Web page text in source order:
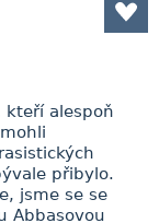
kteří alespoň
přibylo.
jsme se se
Abbasovou